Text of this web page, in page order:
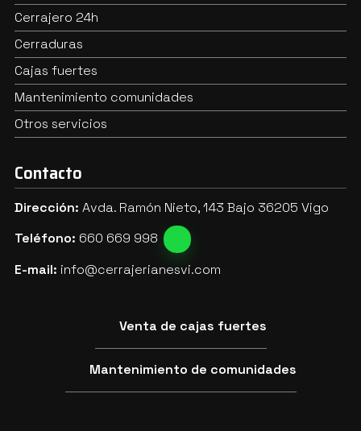
Cerrajero 24h
Cerraduras
Cajas fuertes
Mantenimiento comunidades
Otros servicios
Contacto
Dirección: Avda. Ramón Nieto, 143 Bajo 36205 Vigo
Teléfono: 660 669 998
E-mail: info@cerrajerianesvi.com
Venta de cajas fuertes
Mantenimiento de comunidades